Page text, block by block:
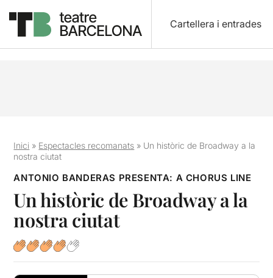
Cartellera i entrades
Inici » Espectacles recomanats » Un històric de Broadway a la
nostra ciutat
ANTONIO BANDERAS PRESENTA: A CHORUS LINE
Un històric de Broadway a la
nostra ciutat